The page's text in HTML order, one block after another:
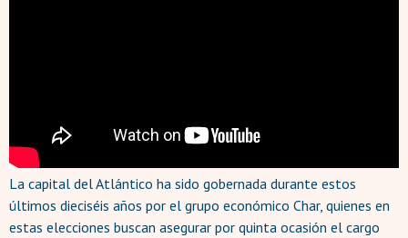
La capital del Atlántico ha sido gobernada durante estos
últimos dieciséis años por el grupo económico Char, quienes en
estas elecciones buscan asegurar por quinta ocasión el cargo